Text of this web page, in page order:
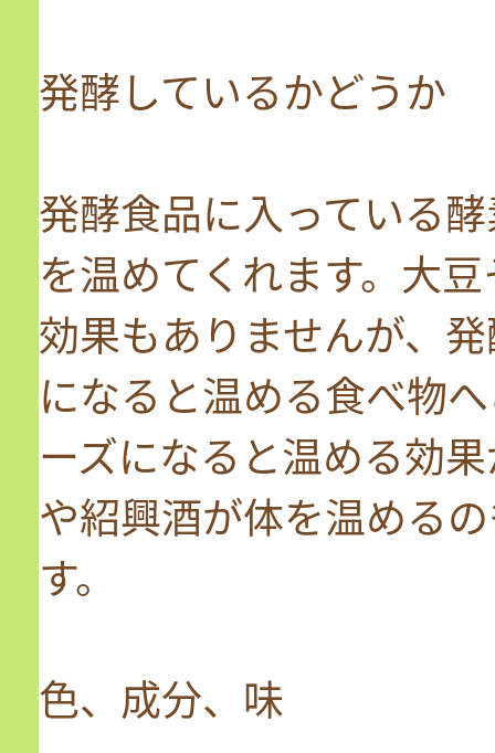
発酵しているかどうか
発酵食品に入っている
を温めてくれます。大
効果もありませんが、
になると温める食べ物
ーズになると温める効
や紹興酒が体を温める
す。
色、成分、味